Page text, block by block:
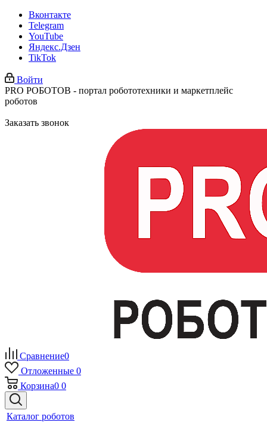
Вконтакте
Telegram
YouTube
Яндекс.Дзен
TikTok
Войти
PRO РОБОТОВ - портал робототехники и маркетплейс
роботов
Заказать звонок
Сравнение0
Отложенные 0
Корзина0 0
Каталог роботов